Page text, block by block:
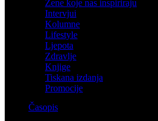
Žene koje nas inspiriraju
Intervjui
Kolumne
Lifestyle
Ljepota
Zdravlje
Knjige
Tiskana izdanja
Promocije
Časopis